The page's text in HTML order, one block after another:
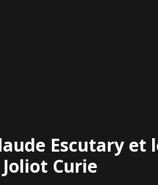
Escutary et
Joliot Curie